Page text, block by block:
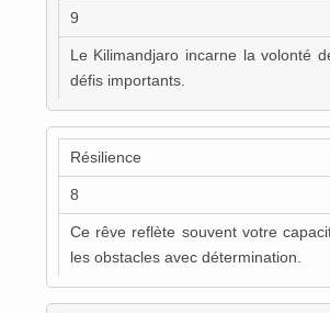
9
Le Kilimandjaro incarne la volonté
défis importants.
Résilience
8
Ce rêve reflète souvent votre
les obstacles avec détermination.